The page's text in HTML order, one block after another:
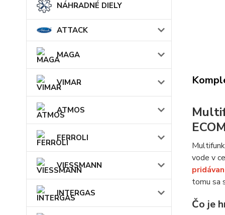
NÁHRADNÉ DIELY
ATTACK
MAGA
VIMAR
ATMOS
FERROLI
VIESSMANN
INTERGAS
vode v
tomu sa
Čo je